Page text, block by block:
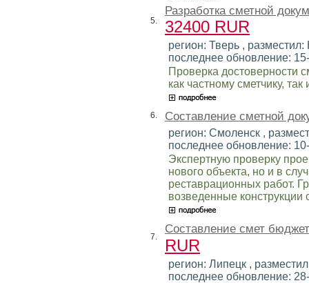
5.
Разработка сметной
32400 RUR
регион: Тверь ,
последнее обновление:
Проверка достоверности
как частному сметчику,
6. Составление сметной
регион: Смоленск ,
последнее обновление:
Экспертную проверку
нового объекта, но и в
реставрационных работ.
возведенные конструкции
7.
Составление смет
RUR
регион: Липецк ,
последнее обновление: